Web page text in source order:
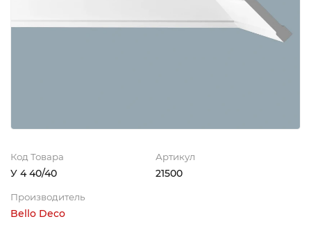
Код Товара
У 4 40/40
Артикул
21500
Производитель
Bello Deco